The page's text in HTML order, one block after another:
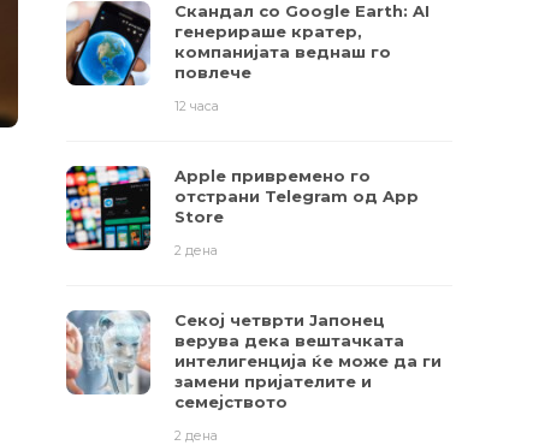
Скандал со Google Earth: AI
генерираше кратер,
компанијата веднаш го
повлече
12 часа
Apple привремено го
отстрани Telegram од App
Store
2 дена
Секој четврти Јапонец
верува дека вештачката
интелигенција ќе може да ги
замени пријателите и
семејството
2 дена